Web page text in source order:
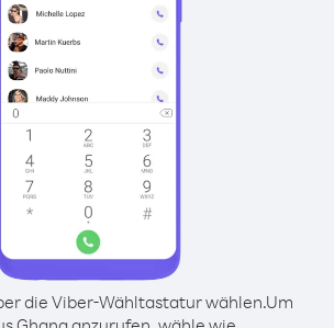
die Viber-Wähltastatur wählen.Um